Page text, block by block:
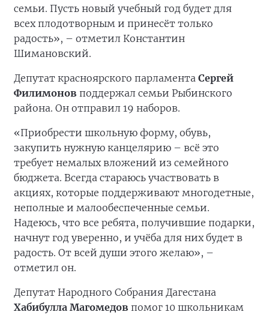
семьи. Пусть новый учебный год будет для
всех плодотворным и принесёт только
радость», – отметил Константин
Шимановский.
Депутат красноярского парламента Сергей
Филимонов поддержал семьи Рыбинского
района. Он отправил 19 наборов.
«Приобрести школьную форму, обувь,
закупить нужную канцелярию – всё это
требует немалых вложений из семейного
бюджета. Всегда стараюсь участвовать в
акциях, которые поддерживают многодетные,
неполные и малообеспеченные семьи.
Надеюсь, что все ребята, получившие подарки,
начнут год уверенно, и учёба для них будет в
радость. От всей души этого желаю», –
отметил он.
Депутат Народного Собрания Дагестана
Хабибулла Магомедов помог 10 школьникам